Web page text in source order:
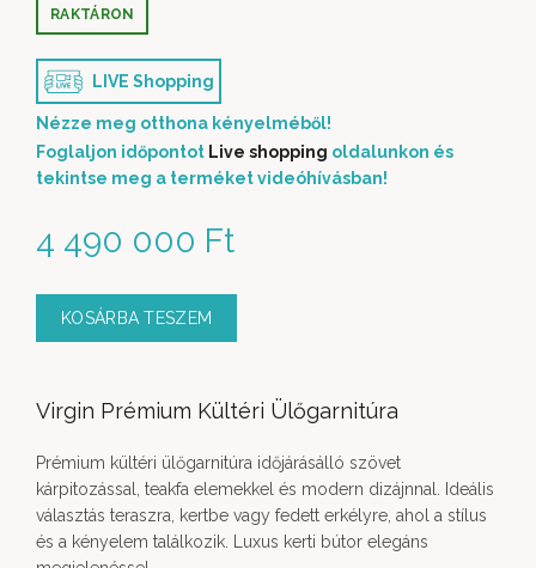
4 490 000 Ft
RAKTÁRON
LIVE Shopping
Nézze meg otthona kényelméből!
Foglaljon időpontot Live shopping oldalunkon és
tekintse meg a terméket videóhívásban!
KOSÁRBA TESZEM
Virgin Prémium Kültéri Ülőgarnitúra
Prémium kültéri ülőgarnitúra időjárásálló szövet
kárpitozással, teakfa elemekkel és modern dizájnnal. Ideális
választás teraszra, kertbe vagy fedett erkélyre, ahol a stílus
és a kényelem találkozik. Luxus kerti bútor elegáns